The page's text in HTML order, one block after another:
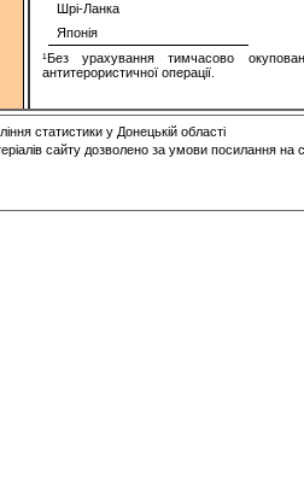
Шрi-Ланка
Японiя
¹Без урахування тимчасово
антитерористичної операції.
статистики у Донецькій області
сайту дозволено за умови посилання на